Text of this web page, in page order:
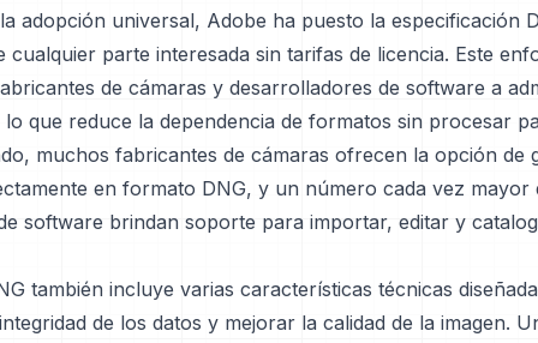
adopción universal, Adobe ha puesto la especificación
cualquier parte interesada sin tarifas de licencia. Este
de cámaras y desarrolladores de software a
que reduce la dependencia de formatos sin procesar
muchos fabricantes de cámaras ofrecen la opción de
en formato DNG, y un número cada vez mayor
software brindan soporte para importar, editar y
también incluye varias características técnicas
de los datos y mejorar la calidad de la imagen.